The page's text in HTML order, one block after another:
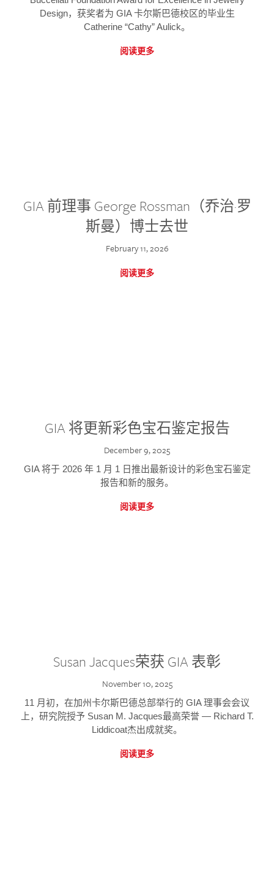
Design，获奖者为 GIA 卡尔斯巴德校区的毕业生
Catherine “Cathy” Aulick。
阅读更多
GIA 前理事 George Rossman（乔治·罗
斯曼）博士去世
February 11, 2026
阅读更多
GIA 将更新彩色宝石鉴定报告
December 9, 2025
GIA 将于 2026 年 1 月 1 日推出最新设计的彩色宝石鉴定
报告和新的服务。
阅读更多
Susan Jacques荣获 GIA 表彰
November 10, 2025
11 月初，在加州卡尔斯巴德总部举行的 GIA 理事会会议
上，研究院授予 Susan M. Jacques最高荣誉 — Richard T.
Liddicoat杰出成就奖。
阅读更多